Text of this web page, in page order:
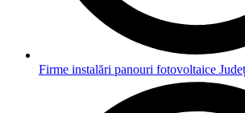
Firme instalări panouri fotovoltaice